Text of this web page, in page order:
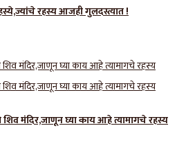
रहस्य आजही गुलदस्त्यात !
मंदिर,जाणून घ्या काय आहे त्यामागचे रहस्य